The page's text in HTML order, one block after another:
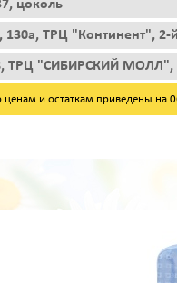
цоколь
130а, ТРЦ "Континент", 2-
ТРЦ "СИБИРСКИЙ МОЛЛ",
и остаткам приведены на